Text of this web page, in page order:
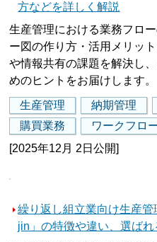
方などを詳しく解説
生産管理における業務フロ
ー図の作り方・活用メリッ
や情報共有の課題を解決し
めのヒントをお届けします。
生産管理 納期管理
購買業務
ワークフロ
[2025年12月 2日公開]
繰り返し組立業向け生産
jin」の特徴や違い、選ば